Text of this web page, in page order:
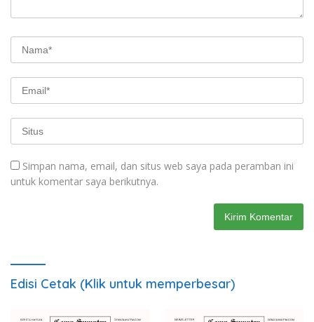
Simpan nama, email, dan situs web saya pada peramban ini
untuk komentar saya berikutnya.
Edisi Cetak (Klik untuk memperbesar)